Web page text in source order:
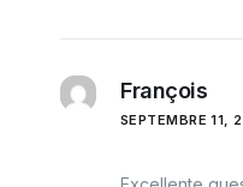
François
SEPTEMBRE 11,